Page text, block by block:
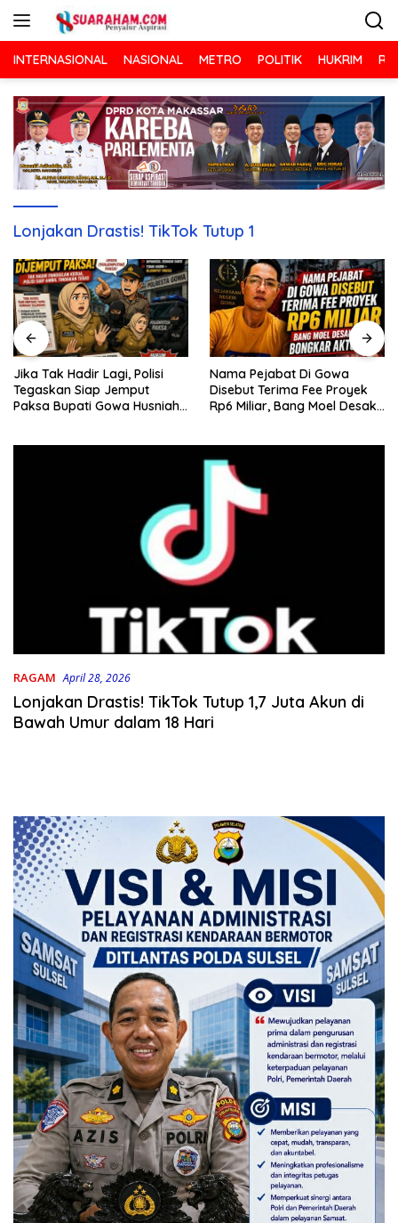
INTERNASIONAL NASIONAL METRO POLITIK HUKRIM
Lonjakan Drastis! TikTok Tutup 1
Jika Tak Hadir Lagi, Polisi
Tegaskan Siap Jemput
Paksa Bupati Gowa Husniah
Nama Pejabat Di Gowa
Disebut Terima Fee Proyek
Rp6 Miliar, Bang Moel Desak
RAGAM April 28, 2026
Lonjakan Drastis! TikTok Tutup 1,7 Juta Akun di
Bawah Umur dalam 18 Hari